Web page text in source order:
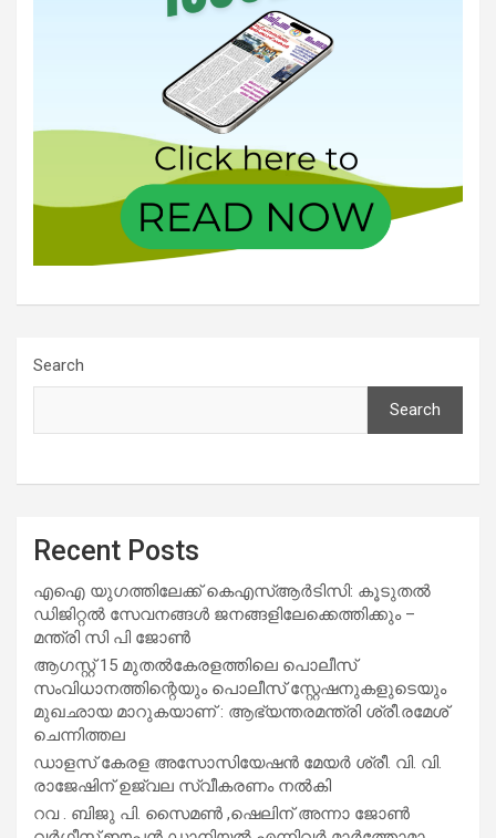
Search
Search
Recent Posts
എഐ യുഗത്തിലേക്ക് കെഎസ്ആർടിസി: കൂടുതൽ
ഡിജിറ്റൽ സേവനങ്ങൾ ജനങ്ങളിലേക്കെത്തിക്കും –
മന്ത്രി സി പി ജോൺ
ആഗസ്റ്റ് 15 മുതല്‍കേരളത്തിലെ പൊലീസ്
സംവിധാനത്തിന്റെയും പൊലീസ് സ്റ്റേഷനുകളുടെയും
മുഖഛായ മാറുകയാണ് : ആഭ്യന്തരമന്ത്രി ശ്രീ.രമേശ്
ചെന്നിത്തല
ഡാളസ് കേരള അസോസിയേഷൻ മേയർ ശ്രീ. വി. വി.
രാജേഷിന് ഉജ്വല സ്വീകരണം നൽകി
റവ . ബിജു പി. സൈമൺ ,ഷെലിന് അന്നാ ജോൺ